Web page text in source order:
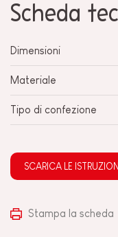
Scheda
Dimensioni
Materiale
Tipo di confezione
SCARICA LE ISTRUZIONI
Stampa la scheda